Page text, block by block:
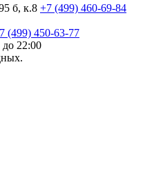
б, к.8 +7 (499) 460-69-84
(499) 450-63-77
22:00